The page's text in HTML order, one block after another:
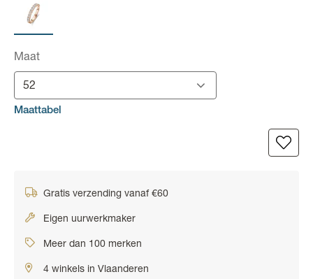
Maat
52
Maattabel
Gratis verzending vanaf €60
Eigen uurwerkmaker
Meer dan 100 merken
4 winkels in Vlaanderen